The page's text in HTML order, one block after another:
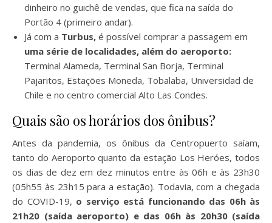
dinheiro no guichê de vendas, que fica na saída do
Portão 4 (primeiro andar).
Já com a Turbus, é possível comprar a passagem em
uma série de localidades, além do aeroporto:
Terminal Alameda, Terminal San Borja, Terminal
Pajaritos, Estações Moneda, Tobalaba, Universidad de
Chile e no centro comercial Alto Las Condes.
Quais são os horários dos ônibus?
Antes da pandemia, os ônibus da Centropuerto saíam,
tanto do Aeroporto quanto da estação Los Heróes, todos
os dias de dez em dez minutos entre às 06h e às 23h30
(05h55 às 23h15 para a estação). Todavia, com a chegada
do COVID-19, o serviço está funcionando das 06h às
21h20 (saída aeroporto) e das 06h às 20h30 (saída